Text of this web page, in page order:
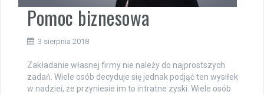
Pomoc biznesowa
3 sierpnia 2018
Zakładanie własnej firmy nie należy do najprostszych
zadań. Wiele osób decyduje się jednak podjąć ten wysiłek
w nadziei, że przyniesie im to intratne zyski. Wiele osób